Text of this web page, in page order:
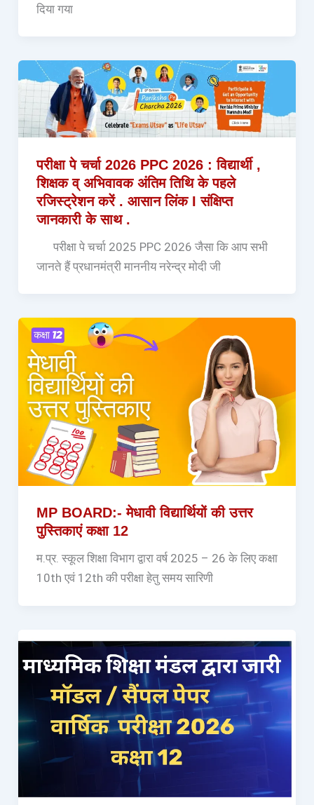
दिया गया
परीक्षा पे चर्चा 2026 PPC 2026 : विद्यार्थी ,
शिक्षक व् अभिवावक अंतिम तिथि के पहले
रजिस्ट्रेशन करें . आसान लिंक I संक्षिप्त
जानकारी के साथ .
परीक्षा पे चर्चा 2025 PPC 2026 जैसा कि आप सभी
जानते हैं प्रधानमंत्री माननीय नरेन्द्र मोदी जी
MP BOARD:- मेधावी विद्यार्थियों की उत्तर
पुस्तिकाएं कक्षा 12
म.प्र. स्कूल शिक्षा विभाग द्वारा वर्ष 2025 – 26 के लिए कक्षा
10th एवं 12th की परीक्षा हेतु समय सारिणी